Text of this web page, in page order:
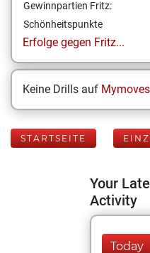
Gewinnpartien Fritz:
Schönheitspunkte
Erfolge gegen Fritz...
Keine Drills auf
STARTSEITE
Your
Activity
Today